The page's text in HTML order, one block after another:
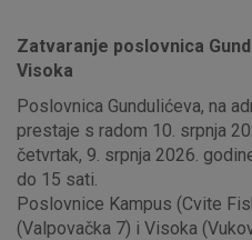
Zatvaranje poslovnica
Visoka
Poslovnica Gundulićeva, na
prestaje s radom 10. srpnja
četvrtak, 9. srpnja 2026.
do 15 sati.
Poslovnice Kampus (Cvite
(Valpovačka 7) i Visoka